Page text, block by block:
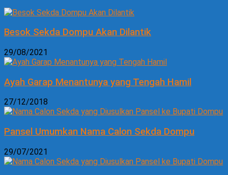
Besok Sekda Dompu Akan Dilantik
29/08/2021
Ayah Garap Menantunya yang Tengah Hamil
27/12/2018
Pansel Umumkan Nama Calon Sekda Dompu
29/07/2021